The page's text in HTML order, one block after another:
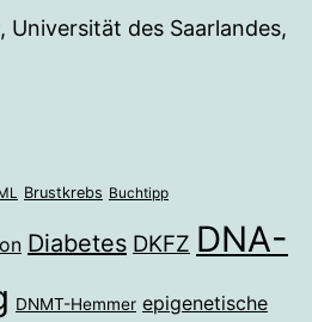
, Universität des Saarlandes,
Brustkrebs Buchtipp
Diabetes DKFZ DNA-
DNMT-Hemmer epigenetische